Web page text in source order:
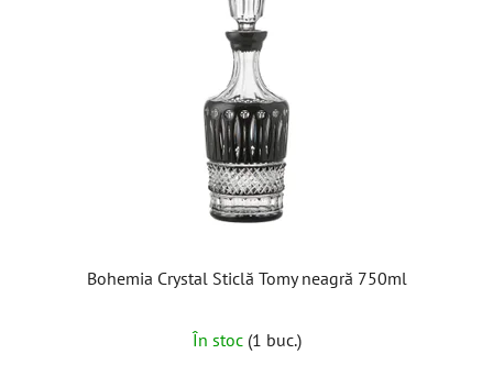
Bohemia Crystal Sticlă Tomy neagră 750ml
În stoc (1 buc.)